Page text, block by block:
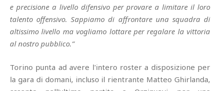
e precisione a livello difensivo per provare a limitare il loro
talento offensivo. Sappiamo di affrontare una squadra di
altissimo livello ma vogliamo lottare per regalare la vittoria
al nostro pubblico.”
Torino punta ad avere l'intero roster a disposizione per
la gara di domani, incluso il rientrante Matteo Ghirlanda,